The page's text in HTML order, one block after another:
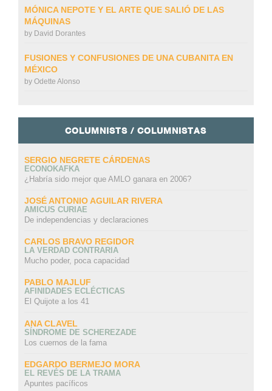
MÓNICA NEPOTE Y EL ARTE QUE SALIÓ DE LAS
MÁQUINAS
by David Dorantes
FUSIONES Y CONFUSIONES DE UNA CUBANITA EN
MÉXICO
by Odette Alonso
COLUMNISTS / COLUMNISTAS
SERGIO NEGRETE CÁRDENAS
ECONOKAFKA
¿Habría sido mejor que AMLO ganara en 2006?
JOSÉ ANTONIO AGUILAR RIVERA
AMICUS CURIAE
De independencias y declaraciones
CARLOS BRAVO REGIDOR
LA VERDAD CONTRARIA
Mucho poder, poca capacidad
PABLO MAJLUF
AFINIDADES ECLÉCTICAS
El Quijote a los 41
ANA CLAVEL
SÍNDROME DE SCHEREZADE
Los cuernos de la fama
EDGARDO BERMEJO MORA
EL REVÉS DE LA TRAMA
Apuntes pacíficos